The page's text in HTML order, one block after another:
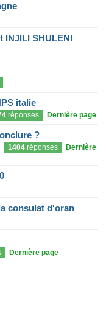
INJILI SHULENI
italie
réponses Dernière page
?
1404 réponses
Dernière
consulat d'oran
Dernière page